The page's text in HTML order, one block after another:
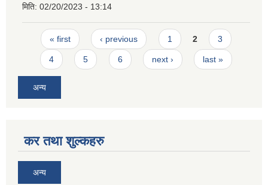
मिति: 02/20/2023 - 13:14
Pages
« first ‹ previous 1 2 3
4 5 6 next › last »
अन्य
कर तथा शुल्कहरु
अन्य